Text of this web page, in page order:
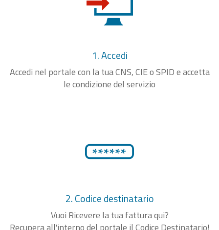
1. Accedi
Accedi nel portale con la tua CNS, CIE o SPID e accetta
le condizione del servizio
2. Codice destinatario
Vuoi Ricevere la tua fattura qui?
Recupera all'interno del portale il Codice Destinatario!